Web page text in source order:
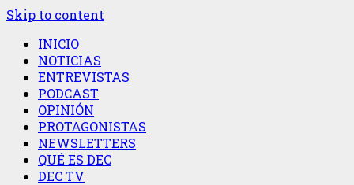
Skip to content
INICIO
NOTICIAS
ENTREVISTAS
PODCAST
OPINIÓN
PROTAGONISTAS
NEWSLETTERS
QUÉ ES DEC
DEC TV